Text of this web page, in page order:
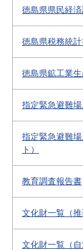
徳島県県民経
徳島県税務統
徳島県鉱工業
指定緊急避難場
指定緊急避難
ト）
教育調査報告書
文化財一覧（推
文化財一覧（